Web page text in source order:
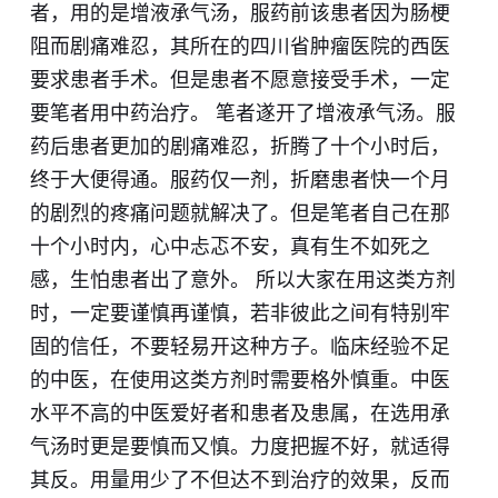
者，用的是增液承气汤，服药前该患者因为肠梗
阻而剧痛难忍，其所在的四川省肿瘤医院的西医
要求患者手术。但是患者不愿意接受手术，一定
要笔者用中药治疗。 笔者遂开了增液承气汤。服
药后患者更加的剧痛难忍，折腾了十个小时后，
终于大便得通。服药仅一剂，折磨患者快一个月
的剧烈的疼痛问题就解决了。但是笔者自己在那
十个小时内，心中忐忑不安，真有生不如死之
感，生怕患者出了意外。 所以大家在用这类方剂
时，一定要谨慎再谨慎，若非彼此之间有特别牢
固的信任，不要轻易开这种方子。临床经验不足
的中医，在使用这类方剂时需要格外慎重。中医
水平不高的中医爱好者和患者及患属，在选用承
气汤时更是要慎而又慎。力度把握不好，就适得
其反。用量用少了不但达不到治疗的效果，反而